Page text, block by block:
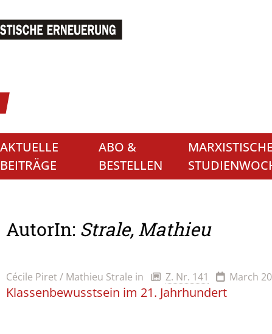
AKTUELLE
BEITRÄGE
ABO &
BESTELLEN
MARXISTISCHE
AutorIn: Strale, Mathieu
Cécile Piret / Mathieu Strale in Z. Nr. 141 March
Klassenbewusstsein im 21. Jahrhundert